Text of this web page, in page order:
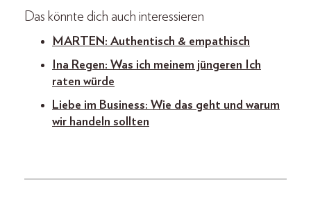
Das könnte dich auch interessieren
MARTEN: Authentisch & empathisch
Ina Regen: Was ich meinem jüngeren Ich
raten würde
Liebe im Business: Wie das geht und warum
wir handeln sollten